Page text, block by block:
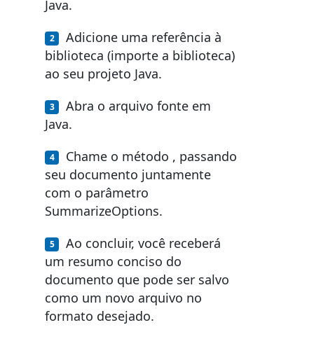
Java.
Adicione uma referência à
biblioteca (importe a biblioteca)
ao seu projeto Java.
Abra o arquivo fonte em
Java.
Chame o método , passando
seu documento juntamente
com o parâmetro
SummarizeOptions.
Ao concluir, você receberá
um resumo conciso do
documento que pode ser salvo
como um novo arquivo no
formato desejado.